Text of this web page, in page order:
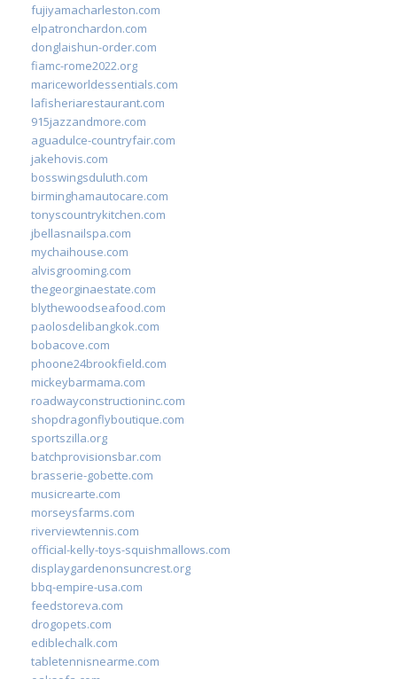
fujiyamacharleston.com
elpatronchardon.com
donglaishun-order.com
fiamc-rome2022.org
mariceworldessentials.com
lafisheriarestaurant.com
915jazzandmore.com
aguadulce-countryfair.com
jakehovis.com
bosswingsduluth.com
birminghamautocare.com
tonyscountrykitchen.com
jbellasnailspa.com
mychaihouse.com
alvisgrooming.com
thegeorginaestate.com
blythewoodseafood.com
paolosdelibangkok.com
bobacove.com
phoone24brookfield.com
mickeybarmama.com
roadwayconstructioninc.com
shopdragonflyboutique.com
sportszilla.org
batchprovisionsbar.com
brasserie-gobette.com
musicrearte.com
morseysfarms.com
riverviewtennis.com
official-kelly-toys-squishmallows.com
displaygardenonsuncrest.org
bbq-empire-usa.com
feedstoreva.com
drogopets.com
ediblechalk.com
tabletennisnearme.com